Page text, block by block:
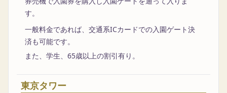
す。
一般料金であれば、交通系ICカードでの入園ゲート決
済も可能です。
また、学生、65歳以上の割引有り。
東京タワー